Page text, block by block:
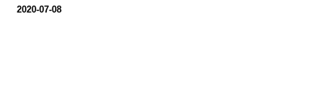
2020-07-08